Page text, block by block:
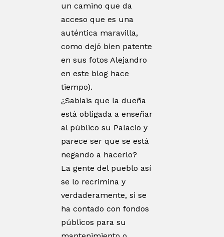
un camino que da
acceso que es una
auténtica maravilla,
como dejó bien patente
en sus fotos Alejandro
en este blog hace
tiempo).
¿Sabiais que la dueña
está obligada a enseñar
al público su Palacio y
parece ser que se está
negando a hacerlo?
La gente del pueblo así
se lo recrimina y
verdaderamente, si se
ha contado con fondos
públicos para su